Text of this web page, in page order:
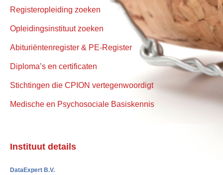
Registeropleiding zoeken
Opleidingsinstituut zoeken
Abituriëntenregister & PE-Register
Diploma’s en certificaten
Stichtingen die CPION vertegenwoordigt
Medische en Psychosociale Basiskennis
Instituut details
DataExpert B.V.